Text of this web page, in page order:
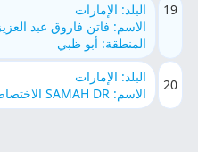
19
البلد: الإمارات
الاسم: فاتن فاروق عبد
المنطقة: أبو ظبي
20
البلد: الإمارات
الاسم: SAMAH DR الاختصاص: لغة عربية, المنطقة: أبو ظبي